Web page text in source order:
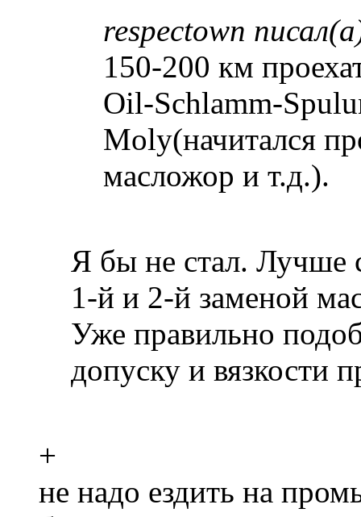
respectown
150-200 км
Oil-Schlamm-
Moly(начитался
масложор и т.д.).
Я бы не стал. Лучше
1-й и 2-й заменой
Уже правильно
допуску и вязкости
+
не надо ездить на